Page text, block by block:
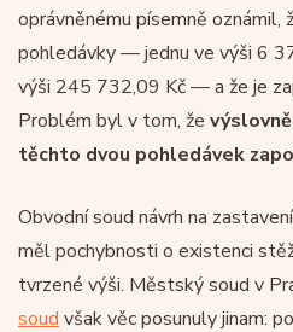
oprávněnému písemně oznámil,
pohledávky — jednu ve výši 6
výši 245 732,09 Kč — a že je
Problém byl v tom, že
těchto dvou pohledávek
Obvodní soud návrh na
měl pochybnosti o existenci
tvrzené výši. Městský soud v
soud však věc posunuly jinam: